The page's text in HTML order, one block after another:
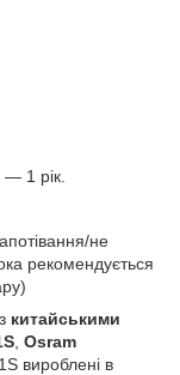
— 1 рік.
не
рекомендується
китайськими
Osram
вироблені в